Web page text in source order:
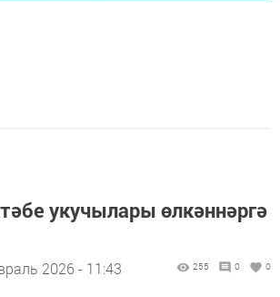
укучылары өлкәннәргә
2026 - 11:43 255 0 0